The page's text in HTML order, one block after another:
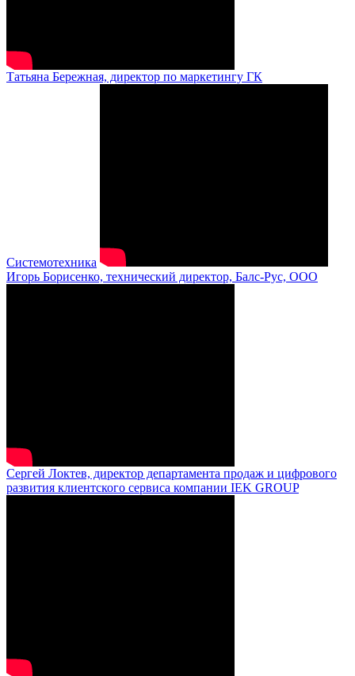
Татьяна Бережная, директор по маркетингу ГК
Системотехника
Игорь Борисенко, технический директор, Балс-Рус, ООО
Сергей Локтев, директор департамента продаж и цифрового
развития клиентского сервиса компании IEK GROUP